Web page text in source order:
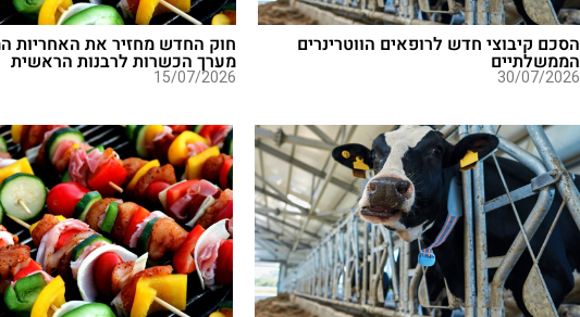
הסכם קיבוצי חדש לרופאים הווטרינרים
הממשלתיים
30/07/2026
חוק החדש מחזיר את האחריות
מערך הכשרות לרבנות הראשית
15/07/2026